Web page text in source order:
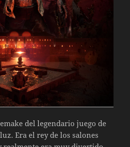
del legendario juego de
Era el rey de los salones